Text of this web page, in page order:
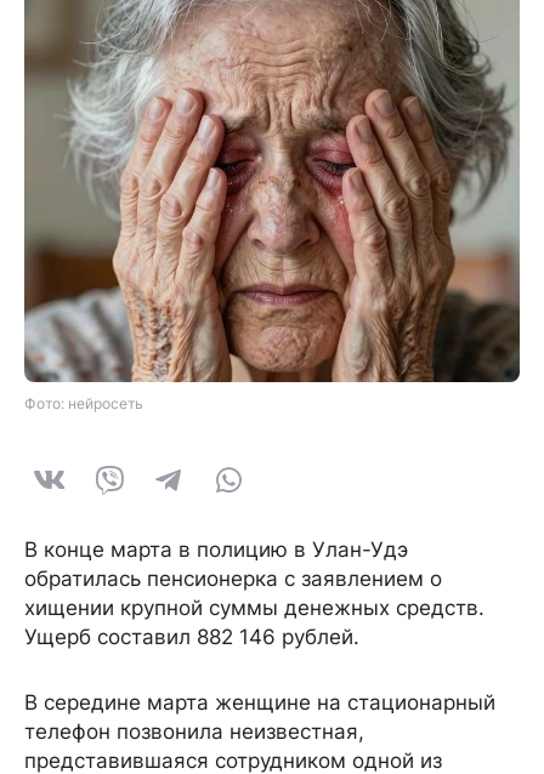
Фото: нейросеть
В конце марта в полицию в Улан-Удэ
обратилась пенсионерка с заявлением о
хищении крупной суммы денежных средств.
Ущерб составил 882 146 рублей.
В середине марта женщине на стационарный
телефон позвонила неизвестная,
представившаяся сотрудником одной из